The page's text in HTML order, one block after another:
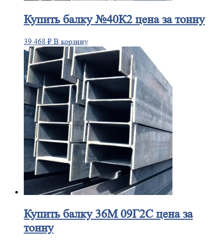
Купитьбалку №40К2 цена за тонну
39 468 ₽ В корзину
Купитьбалку 36М 09Г2С цена за
тонну